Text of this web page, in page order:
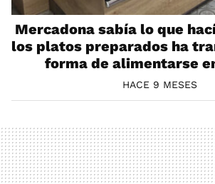
Mercadona sabía lo que
los platos preparados ha
forma de alimentarse
HACE 9 MESES